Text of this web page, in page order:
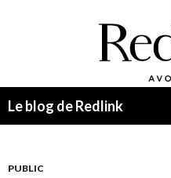
Le blog de Redlink
PUBLIC